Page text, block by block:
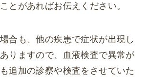
とがあればお伝えください。
合も、他の疾患で症状が出現し
りますので、血液検査で異常が
追加の診察や検査をさせていた